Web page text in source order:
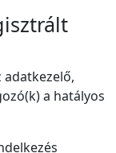
adatkezelő,
a hatályos